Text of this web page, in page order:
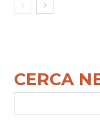
CERCA